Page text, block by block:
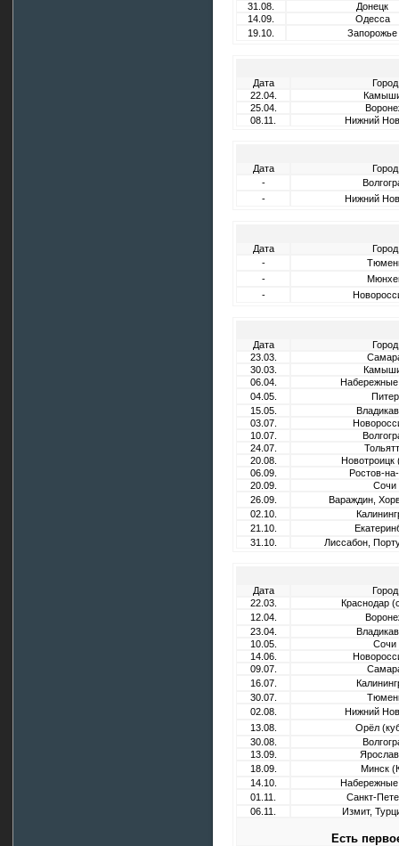
31.08.
Донецк
14.09.
Одесса
19.10.
Запорожье
Дата
Город
22.04.
25.04.
08.11.
Нижний
Дата
Город
-
-
Нижний
Дата
Город
-
-
-
Дата
Город
23.03.
30.03.
06.04.
04.05.
Питер
15.05.
03.07.
10.07.
24.07.
20.08.
Новотроицк
06.09.
Ростов-
20.09.
Сочи
26.09.
Вараждин,
02.10.
21.10.
31.10.
Лиссабон,
Дата
Город
22.03.
Краснодар
12.04.
23.04.
10.05.
Сочи
14.06.
09.07.
16.07.
30.07.
02.08.
Нижний
13.08.
Орёл
30.08.
13.09.
18.09.
Минск
14.10.
01.11.
Санкт-
06.11.
Измит,
Есть